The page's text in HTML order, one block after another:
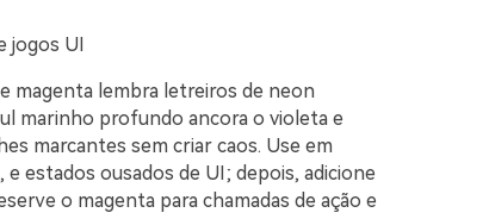
jogos UI
magenta lembra letreiros de neon
marinho profundo ancora o violeta e
marcantes sem criar caos. Use em
estados ousados de UI; depois, adicione
o magenta para chamadas de ação e